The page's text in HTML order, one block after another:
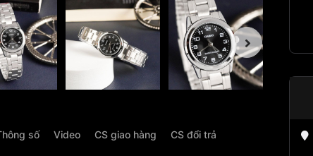
số Video CS giao hàng CS đổi trả